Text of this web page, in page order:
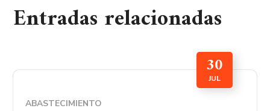
Entradas relacionadas
30
JUL
ABASTECIMIENTO